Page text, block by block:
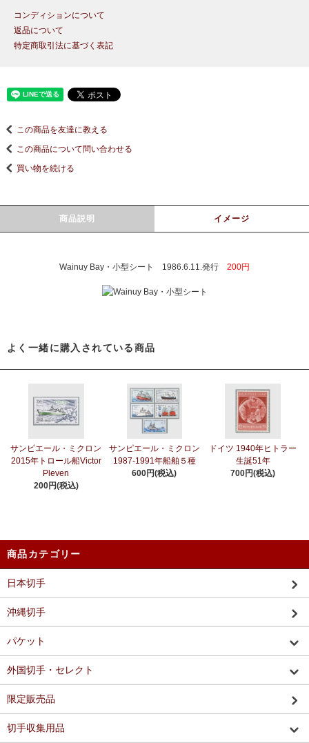
コンディションについて
返品について
特定商取引法に基づく表記
この商品を友達に教える
この商品について問い合わせる
買い物を続ける
商品説明 イメージ
Wainuy Bay・小型シート 1986.6.11.発行 200円
よく一緒に購入されている商品
サンピエール・ミクロン
2015年トロール船Victor
Pleven
200円(税込)
サンピエール・ミクロン
1987-1991年船舶５種
600円(税込)
ドイツ 1940年ヒトラー
生誕51年
700円(税込)
商品カテゴリー
日本切手
沖縄切手
パケット
外国切手・セレクト
限定販売品
切手収集用品